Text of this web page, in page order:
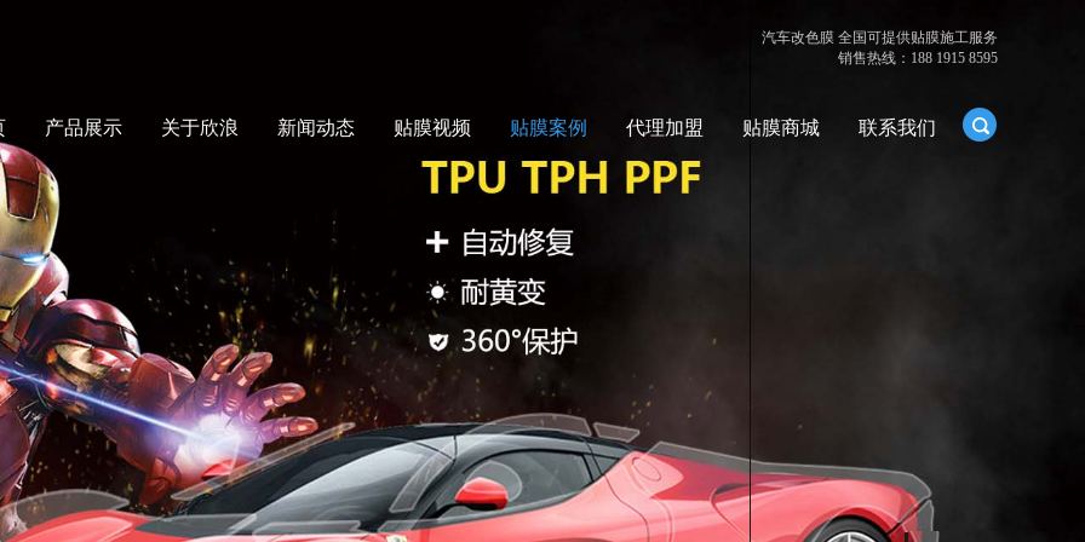
汽车改色膜 全国可提供贴膜施工服务
销售热线：188 1915 8595
产品展示 关于欣浪 新闻动态 贴膜视频 贴膜案例 代理加盟 贴膜商城 联系我们